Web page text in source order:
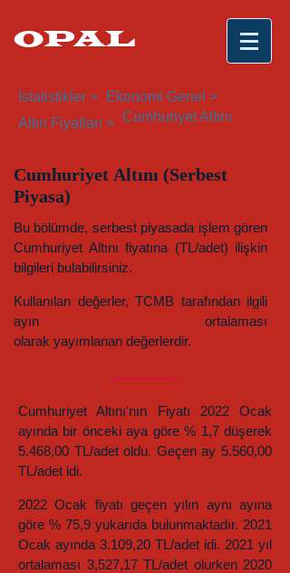
OPAL
İstatistikler >
Ekonomi Genel >
Altın Fiyatları > Cumhuriyet Altını
Cumhuriyet Altını (Serbest
Piyasa)
Bu bölümde, serbest piyasada işlem gören
Cumhuriyet Altını fiyatına (TL/adet) ilişkin
bilgileri bulabilirsiniz.
Kullanılan değerler, TCMB tarafından ilgili
ayın ortalaması
olarak yayımlanan değerlerdir.
Cumhuriyet Altını'nın Fiyatı 2022 Ocak
ayında bir önceki aya göre % 1,7 düşerek
5.468,00 TL/adet oldu. Geçen ay 5.560,00
TL/adet idi.
2022 Ocak fiyatı geçen yılın aynı ayına
göre % 75,9 yukarıda bulunmaktadır. 2021
Ocak ayında 3.109,20 TL/adet idi. 2021 yıl
ortalaması 3,527,17 TL/adet olurken 2020